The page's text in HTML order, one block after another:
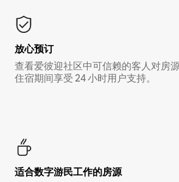
放心预订
查看爱彼迎社区中可信赖的客人对房
住宿期间享受 24 小时用户支持。
适合数字游民工作的房源